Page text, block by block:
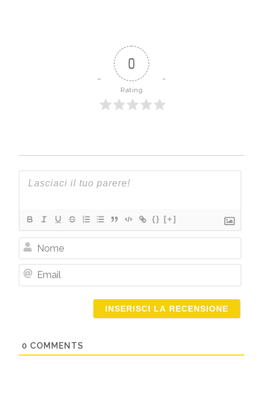
0
Rating
{} [+]
Nome
0 COMMENTS